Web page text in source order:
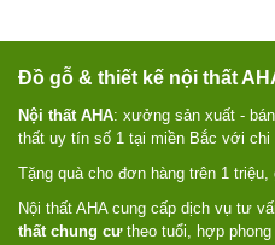
Đồ gỗ & thiết kế nội thất
Nội thất AHA: xưởng sản xuất -
thất uy tín số 1 tại miền Bắc với chi
Tặng quà cho đơn hàng trên 1
Nội thất AHA cung cấp dịch vụ tư
thất chung cưtheo tuổi, hợp